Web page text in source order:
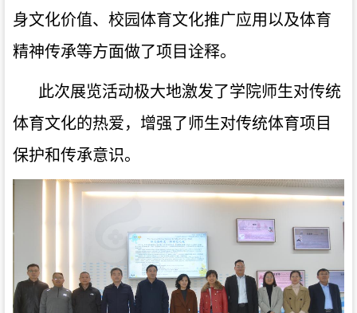
身文化价值、校园体育文化推广应用以及体育
精神传承等方面做了项目诠释。
此次展览活动极大地激发了学院师生对传统
体育文化的热爱，增强了师生对传统体育项目
保护和传承意识。